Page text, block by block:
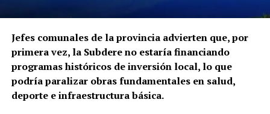
fiscalizaciones y solicitará antecedentes a cada
organismo involucrado para determinar las
responsabilidades administrativas correspondientes.
Jefes comunales de la provincia advierten que, por
primera vez, la Subdere no estaría financiando
programas históricos de inversión local, lo que
podría paralizar obras fundamentales en salud,
deporte e infraestructura básica.